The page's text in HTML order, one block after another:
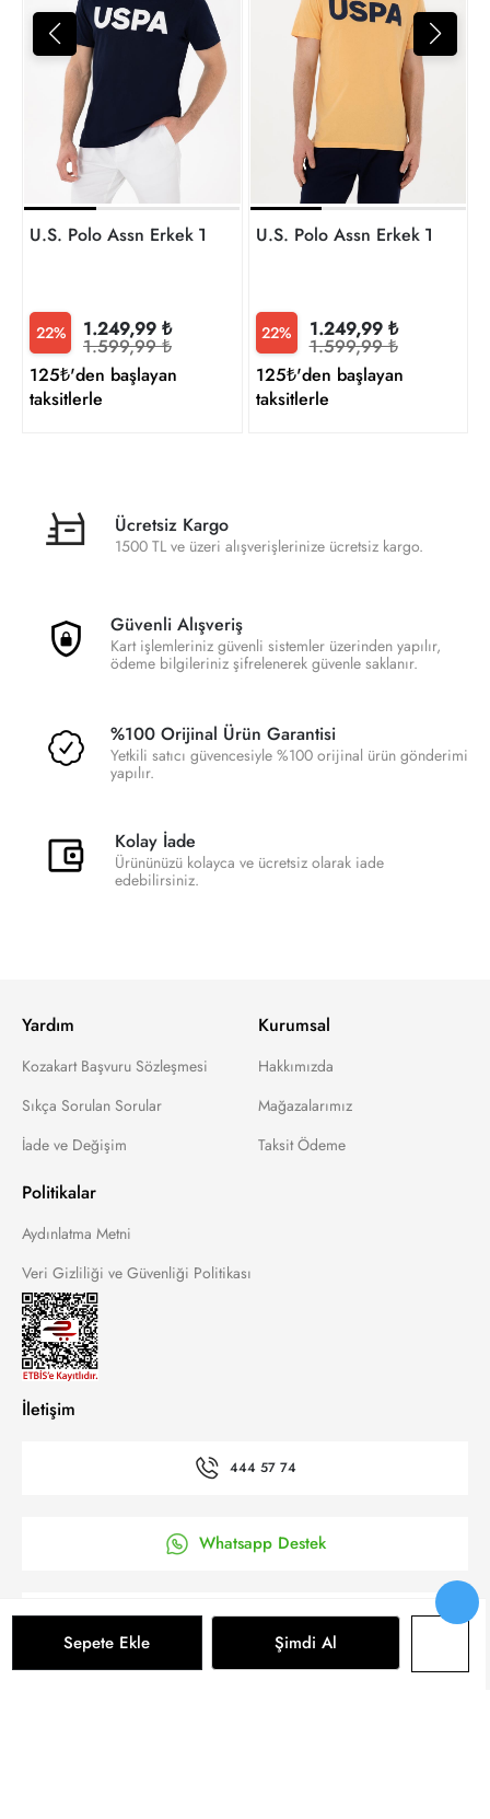
Sepete Ekle Şimdi Al
U.S. Polo Assn Erkek T-Shirt 2084588 Geartıy025
22% 1.249,99 ₺
1.599,99 ₺
125₺'den başlayan
taksitlerle
U.S. Polo Assn Erkek T-Shirt
22% 1.249,99 ₺
1.599,99 ₺
125₺'den başlayan
taksitlerle
Ücretsiz Kargo
1500 TL ve üzeri alışverişlerinize ücretsiz kargo.
Güvenli Alışveriş
Kart işlemleriniz güvenli sistemler üzerinden yapılır,
ödeme bilgileriniz şifrelenerek güvenle saklanır.
%100 Orijinal Ürün Garantisi
Yetkili satıcı güvencesiyle %100 orijinal ürün gönderimi
yapılır.
Kolay İade
Ürününüzü kolayca ve ücretsiz olarak iade
edebilirsiniz.
Yardım
Kozakart Başvuru Sözleşmesi
Sıkça Sorulan Sorular
İade ve Değişim
Kurumsal
Hakkımızda
Mağazalarımız
Taksit Ödeme
Politikalar
Aydınlatma Metni
Veri Gizliliği ve Güvenliği Politikası
İletişim
444 57 74
Whatsapp Destek
’a Kolay Başvuru